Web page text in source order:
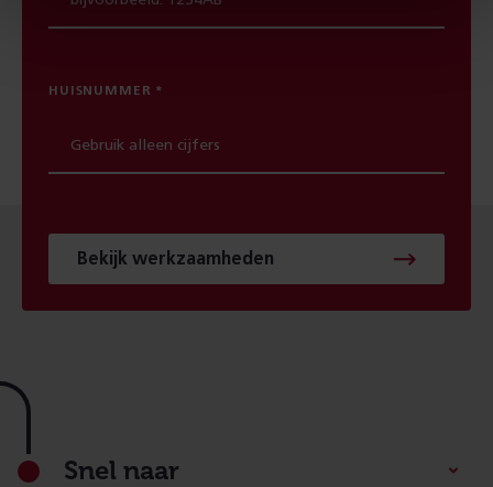
HUISNUMMER
Bekijk werkzaamheden
Footer
Snel naar